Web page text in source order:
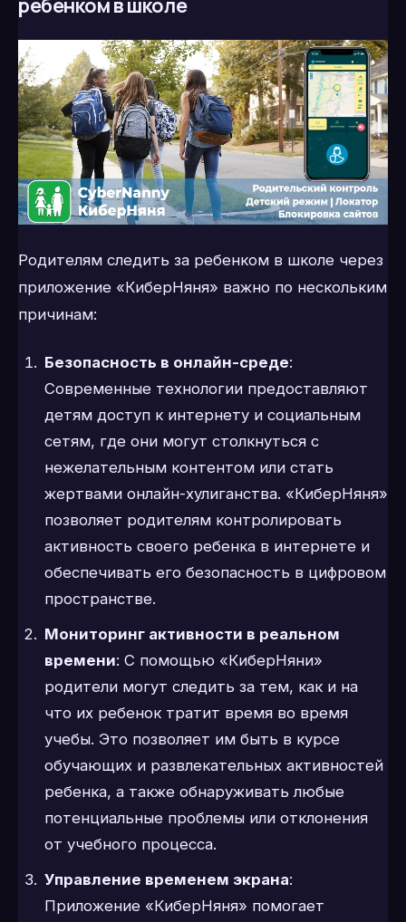
ребенком в школе
Родителям следить за ребенком в школе через
приложение «КиберНяня» важно по нескольким
причинам:
Безопасность в онлайн-среде:
Современные технологии предоставляют
детям доступ к интернету и социальным
сетям, где они могут столкнуться с
нежелательным контентом или стать
жертвами онлайн-хулиганства. «КиберНяня»
позволяет родителям контролировать
активность своего ребенка в интернете и
обеспечивать его безопасность в цифровом
пространстве.
Мониторинг активности в реальном
времени: С помощью «КиберНяни»
родители могут следить за тем, как и на
что их ребенок тратит время во время
учебы. Это позволяет им быть в курсе
обучающих и развлекательных активностей
ребенка, а также обнаруживать любые
потенциальные проблемы или отклонения
от учебного процесса.
Управление временем экрана:
Приложение «КиберНяня» помогает